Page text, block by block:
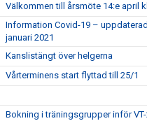
Välkommen till årsmöte 14:e april
Information Covid-19 –
januari 2021
Kanslistängt över helgerna
Vårterminens start flyttad till 25/1
Bokning i träningsgrupper inför